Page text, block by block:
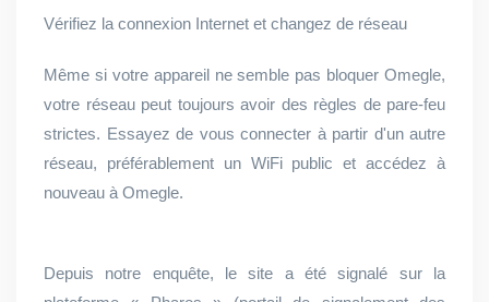
Vérifiez la connexion Internet et changez de réseau
Même si votre appareil ne semble pas bloquer Omegle,
votre réseau peut toujours avoir des règles de pare-feu
strictes. Essayez de vous connecter à partir d'un autre
réseau, préférablement un WiFi public et accédez à
nouveau à Omegle.
Depuis notre enquête, le site a été signalé sur la